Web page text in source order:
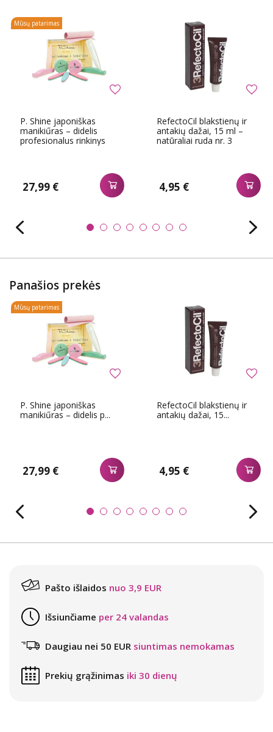
P. Shine japoniškas
manikiűras – didelis
profesionalus rinkinys
27,99 €
Mūsų patarimas
RefectoCil blakstienų ir
antakių dažai, 15 ml –
natūraliai ruda nr. 3
4,95 €
Panašios prekės
P. Shine japoniškas
manikiűras – didelis p...
27,99 €
Mūsų patarimas
RefectoCil blakstienų ir
antakių dažai, 15...
4,95 €
Pašto išlaidos nuo 3,9 EUR
Išsiunčiame per 24 valandas
Daugiau nei 50 EUR siuntimas nemokamas
Prekių grąžinimas iki 30 dienų